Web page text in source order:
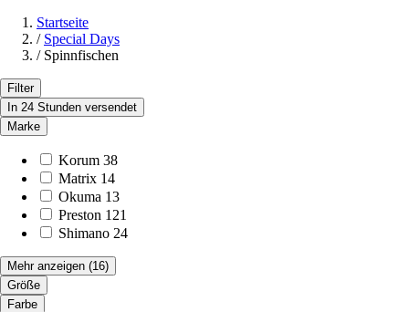
Startseite
/ Special Days
/ Spinnfischen
Filter
In 24 Stunden versendet
Marke
Korum 38
Matrix 14
Okuma 13
Preston 121
Shimano 24
Mehr anzeigen (16)
Größe
Farbe